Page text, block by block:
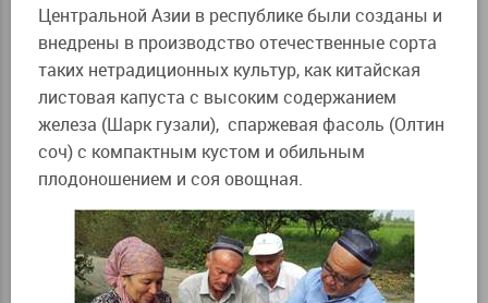
Центральной Азии в республике были созданы и
внедрены в производство отечественные сорта
таких нетрадиционных культур, как китайская
листовая капуста с высоким содержанием
железа (Шарк гузали), спаржевая фасоль (Олтин
соч) с компактным кустом и обильным
плодоношением и соя овощная.